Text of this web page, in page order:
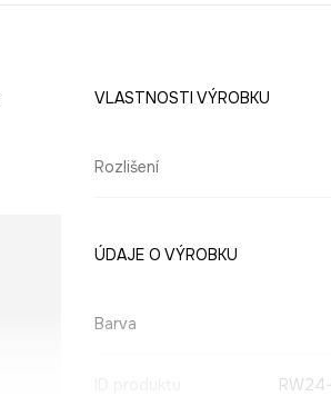
VLASTNOSTI VÝROBKU
Rozlišení
ÚDAJE O VÝROBKU
Barva